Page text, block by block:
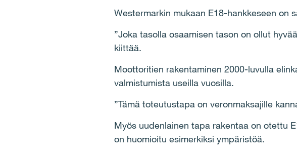
Westermarkin mukaan E18-hankkeseen on
”Joka tasolla osaamisen tason on ollut
kiittää.
Moottoritien rakentaminen 2000-luvulla
valmistumista useilla vuosilla.
”Tämä toteutustapa on veronmaksajille
Myös uudenlainen tapa rakentaa on otettu
on huomioitu esimerkiksi ympäristöä.